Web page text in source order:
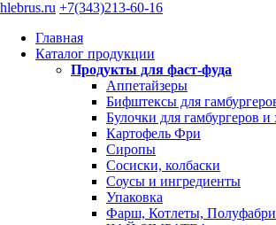
hlebrus.ru +7(343)213-60-16
Главная
Каталог продукции
Продукты для фаст-фуда
Аппетайзеры
Бифштексы для
Булочки для гамбургеров и
Картофель Фри
Сиропы
Сосиски, колбаски
Соусы и ингредиенты
Упаковка
Фарш, Котлеты,